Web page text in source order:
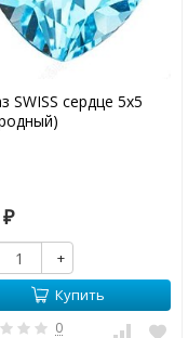
SWISS сердце 5х5
₽
+
Купить
0